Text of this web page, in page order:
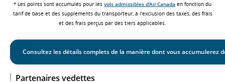
* Les points sont accumulés pour les vols admissibles d’Air Canada en fonction du
tarif de base et des suppléments du transporteur, à l’exclusion des taxes, des frais
et des frais perçus par des tiers applicables.
Consultez les détails complets de la manière dont vous accumulerez
Partenaires vedettes